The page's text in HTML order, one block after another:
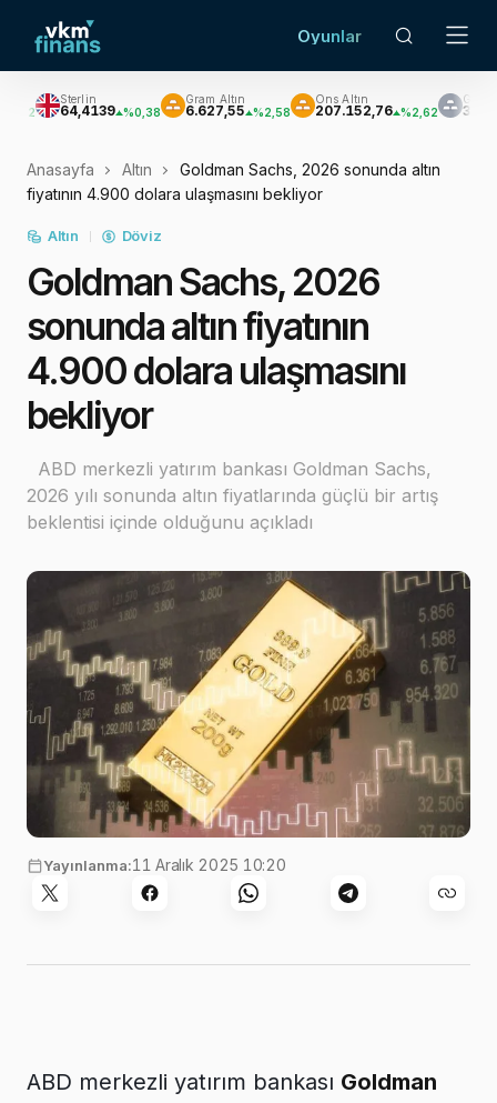
Oyunlar
%0,38
Gram Altın
6.627,55 %2,58
Ons Altın
207.152,76 %2,62 3.033,47 %3,60
Anasayfa Altın
Goldman Sachs, 2026 sonunda altın
fiyatının 4.900 dolara ulaşmasını bekliyor
Altın Döviz
Goldman Sachs, 2026
sonunda altın fiyatının
4.900 dolara ulaşmasını
bekliyor
ABD merkezli yatırım bankası Goldman Sachs,
2026 yılı sonunda altın fiyatlarında güçlü bir artış
beklentisi içinde olduğunu açıkladı
Yayınlanma:11 Aralık 2025 10:20
ABD merkezli yatırım bankası Goldman